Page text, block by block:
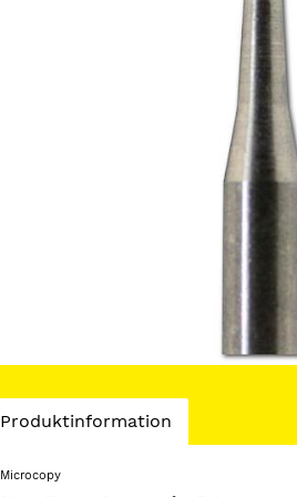
Current
Produktinformation
Microcopy